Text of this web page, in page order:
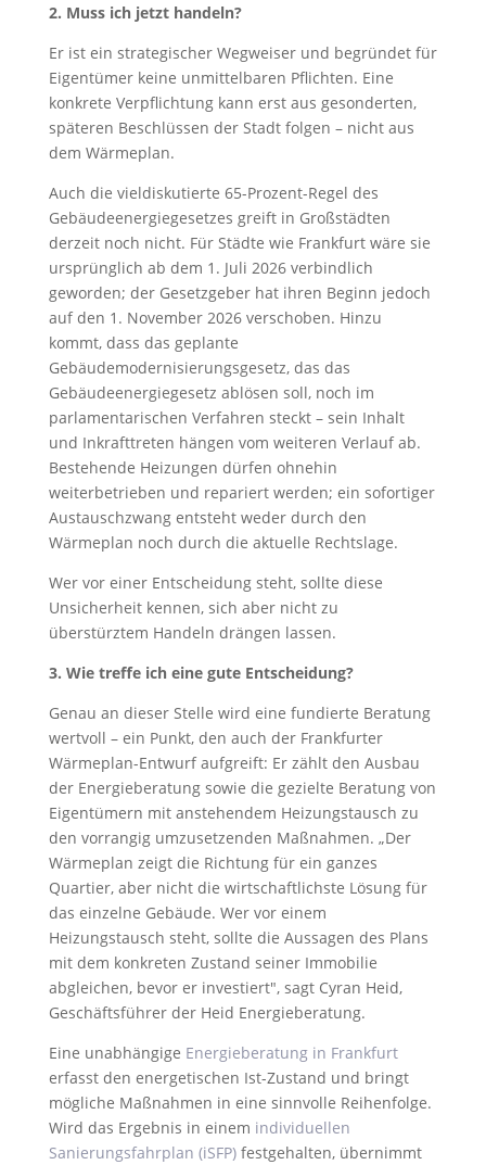
2. Muss ich jetzt handeln?
Er ist ein strategischer Wegweiser und begründet für
Eigentümer keine unmittelbaren Pflichten. Eine
konkrete Verpflichtung kann erst aus gesonderten,
späteren Beschlüssen der Stadt folgen – nicht aus
dem Wärmeplan.
Auch die vieldiskutierte 65-Prozent-Regel des
Gebäudeenergiegesetzes greift in Großstädten
derzeit noch nicht. Für Städte wie Frankfurt wäre sie
ursprünglich ab dem 1. Juli 2026 verbindlich
geworden; der Gesetzgeber hat ihren Beginn jedoch
auf den 1. November 2026 verschoben. Hinzu
kommt, dass das geplante
Gebäudemodernisierungsgesetz, das das
Gebäudeenergiegesetz ablösen soll, noch im
parlamentarischen Verfahren steckt – sein Inhalt
und Inkrafttreten hängen vom weiteren Verlauf ab.
Bestehende Heizungen dürfen ohnehin
weiterbetrieben und repariert werden; ein sofortiger
Austauschzwang entsteht weder durch den
Wärmeplan noch durch die aktuelle Rechtslage.
Wer vor einer Entscheidung steht, sollte diese
Unsicherheit kennen, sich aber nicht zu
überstürztem Handeln drängen lassen.
3. Wie treffe ich eine gute Entscheidung?
Genau an dieser Stelle wird eine fundierte Beratung
wertvoll – ein Punkt, den auch der Frankfurter
Wärmeplan-Entwurf aufgreift: Er zählt den Ausbau
der Energieberatung sowie die gezielte Beratung von
Eigentümern mit anstehendem Heizungstausch zu
den vorrangig umzusetzenden Maßnahmen. „Der
Wärmeplan zeigt die Richtung für ein ganzes
Quartier, aber nicht die wirtschaftlichste Lösung für
das einzelne Gebäude. Wer vor einem
Heizungstausch steht, sollte die Aussagen des Plans
mit dem konkreten Zustand seiner Immobilie
abgleichen, bevor er investiert", sagt Cyran Heid,
Geschäftsführer der Heid Energieberatung.
Eine unabhängige Energieberatung in Frankfurt
erfasst den energetischen Ist-Zustand und bringt
mögliche Maßnahmen in eine sinnvolle Reihenfolge.
Wird das Ergebnis in einem individuellen
Sanierungsfahrplan (iSFP)festgehalten, übernimmt